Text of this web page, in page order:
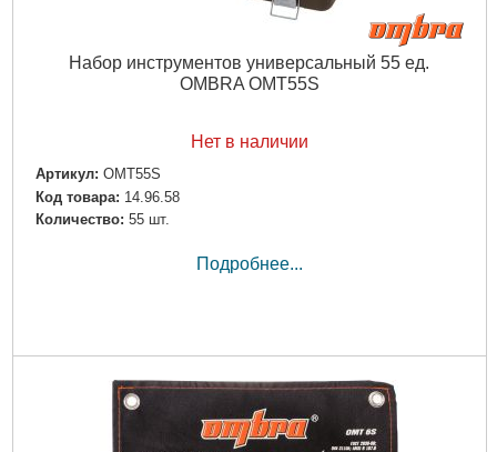
Набор инструментов универсальный 55 ед.
OMBRA OMT55S
Нет в наличии
Артикул: OMT55S
Код товара: 14.96.58
Количество: 55 шт.
Подробнее...